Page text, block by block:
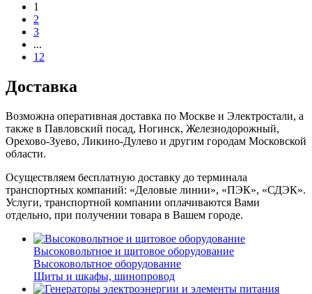
1
2
3
...
12
Доставка
Возможна оперативная доставка по Москве и Электростали, а
также в Павловский посад, Ногинск, Железнодорожный,
Орехово-Зуево, Ликино-Дулево и другим городам Московской
области.
Осуществляем бесплатную доставку до терминала
транспортных компаний: «Деловые линии», «ПЭК», «СДЭК».
Услуги, транспортной компании оплачиваются Вами
отдельно, при получении товара в Вашем городе.
Высоковольтное и щитовое оборудование
Высоковольтное оборудование
Щиты и шкафы, шинопровод